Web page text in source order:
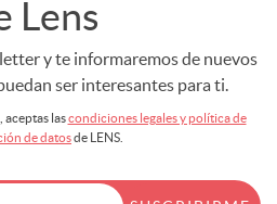
Lens
y te informaremos de nuevos
ser interesantes para ti.
aceptas lascondiciones legales y política de
de datosde LENS.